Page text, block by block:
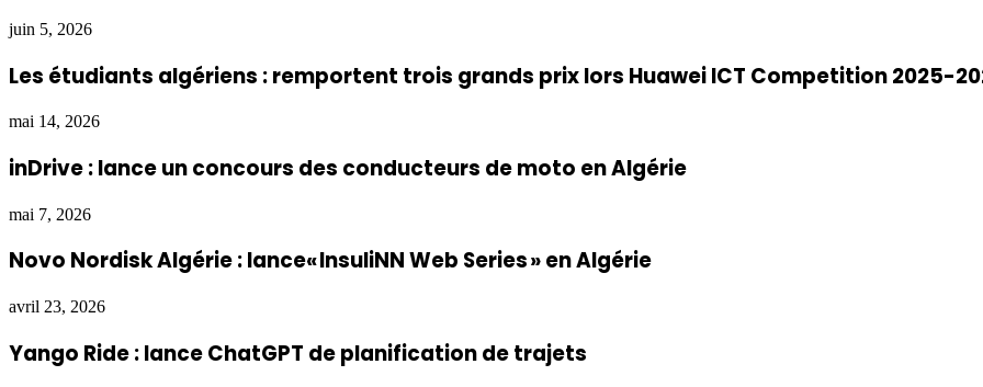
juin 5, 2026
Les étudiants algériens : remportent trois grands prix lors Huawei ICT Competition 2025-
mai 14, 2026
inDrive : lance un concours des conducteurs de moto en Algérie
mai 7, 2026
Novo Nordisk Algérie : lance« InsuliNN Web Series » en Algérie
avril 23, 2026
Yango Ride : lance ChatGPT de planification de trajets